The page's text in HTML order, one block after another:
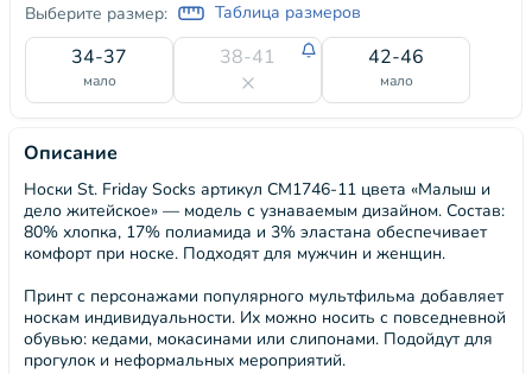
Выберите размер: Таблица размеров
34-37
мало
38-41 42-46
мало
Описание
Носки St. Friday Socks артикул СМ1746-11 цвета «Малыш и
дело житейское» — модель с узнаваемым дизайном. Состав:
80% хлопка, 17% полиамида и 3% эластана обеспечивает
комфорт при носке. Подходят для мужчин и женщин.
Принт с персонажами популярного мультфильма добавляет
носкам индивидуальности. Их можно носить с повседневной
обувью: кедами, мокасинами или слипонами. Подойдут для
прогулок и неформальных мероприятий.